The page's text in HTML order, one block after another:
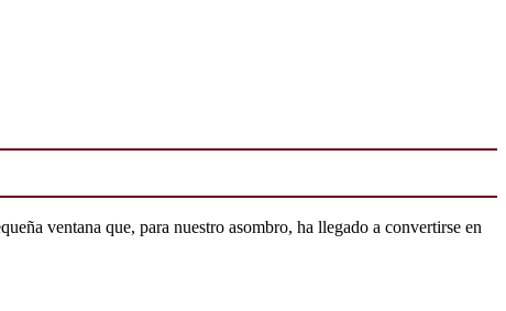
ventana que, para nuestro asombro, ha llegado a convertirse en